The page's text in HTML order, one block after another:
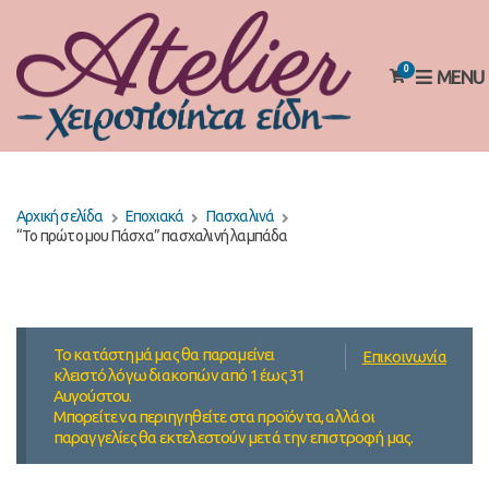
0 MENU
Αρχική σελίδα Εποχιακά
Πασχαλινά
“Το πρώτο μου Πάσχα” πασχαλινή λαμπάδα
Επικοινωνία
Το κατάστημά μας θα παραμείνει
κλειστό λόγω διακοπών από 1 έως 31
Αυγούστου.
Μπορείτε να περιηγηθείτε στα προϊόντα, αλλά οι
παραγγελίες θα εκτελεστούν μετά την επιστροφή μας.